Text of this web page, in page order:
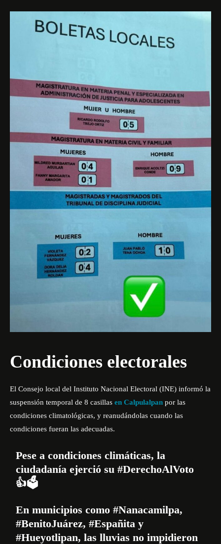
Condiciones electorales
El Consejo local del Instituto Nacional Electoral (INE) informó la
suspensión temporal de 8 casillas en Calpulalpan por las
condiciones climatológicas, y reanudándolas cuando las
condiciones fueran las adecuadas.
Pese a condiciones climáticas, la
ciudadanía ejerció su#DerechoAlVoto
👍🗳️
En municipios como#Nanacamilpa,
#BenitoJuárez,#Españita y
#Hueyotlipan, las lluvias no impidieron